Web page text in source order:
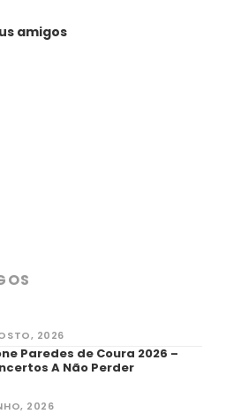
amigos
2026
Paredes de Coura 2026 –
A Não Perder
2026